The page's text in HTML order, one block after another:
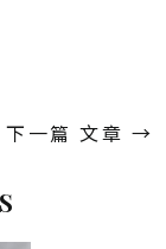
下一篇 文章 →